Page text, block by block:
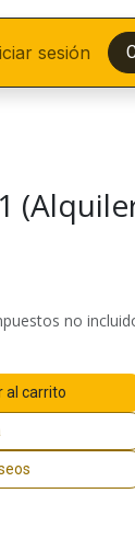
sesión
al carrito
no